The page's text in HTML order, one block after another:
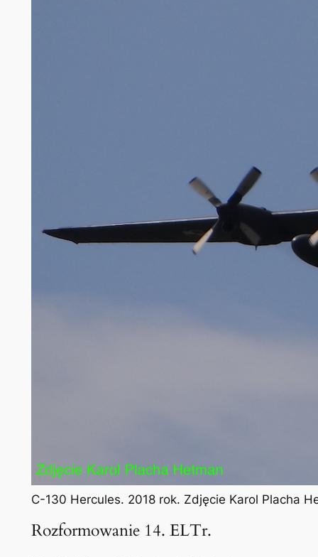
C-130 Hercules. 2018 rok. Zdjęcie Karol Placha
Rozformowanie 14. ELTr.